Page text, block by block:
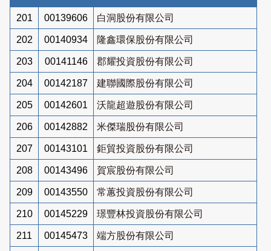
201 00139606 白洞股份有限公司
202 00140934 隆鑫環保股份有限公司
203 00141146 郡耀投資股份有限公司
204 00142187 建聯國際股份有限公司
205 00142601 沃龍超遊股份有限公司
206 00142882 米傑瑞股份有限公司
207 00143101 鉅貿投資股份有限公司
208 00143496 賀宸股份有限公司
209 00143550 常蕙投資股份有限公司
210 00145229 璟豐林投資股份有限公司
211 00145473 端方股份有限公司